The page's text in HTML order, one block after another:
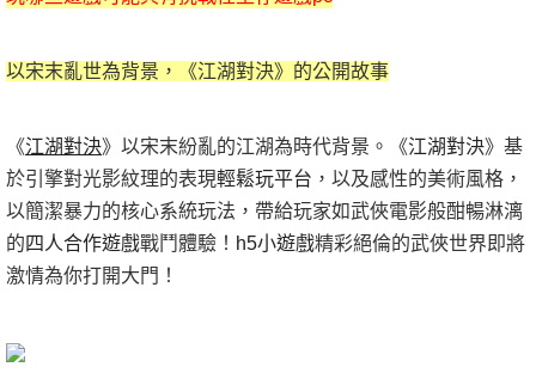
以宋末亂世為背景，《江湖對決》的公開故事
《江湖對決》以宋末紛亂的江湖為時代背景。 《江湖對決》 基
於引擎對光影紋理的表現輕鬆玩平台 ，以及感性的美術風格，
以簡潔暴力的核心系統玩法，帶給玩家如武俠電影般酣暢淋漓
的四人合作遊戲戰鬥體驗！ h5小遊戲精彩絕倫的武俠世界即將
激情為你打開大門！